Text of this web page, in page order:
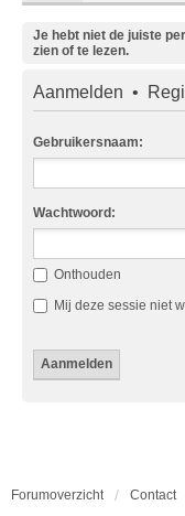
Je hebt niet de juiste
zien of te lezen.
Aanmelden •
Gebruikersnaam:
Wachtwoord:
Onthouden
Mij deze sessie niet
Forumoverzicht Contact